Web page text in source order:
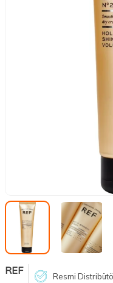
REF Resmi